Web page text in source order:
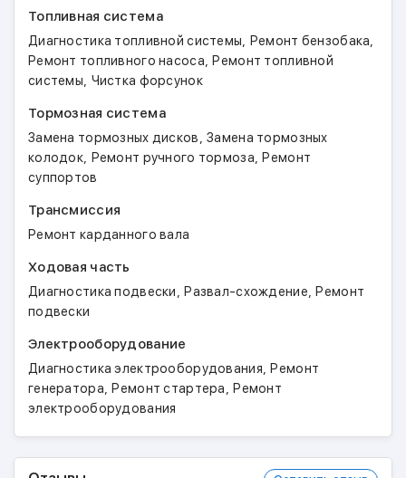
Топливная система
Диагностика топливной системы, Ремонт бензобака,
Ремонт топливного насоса,Ремонт топливной
системы, Чистка форсунок
Тормозная система
Замена тормозных дисков,Замена тормозных
колодок, Ремонт ручного тормоза,Ремонт
суппортов
Трансмиссия
Ремонт карданного вала
Ходовая часть
Диагностика подвески,Развал-схождение,Ремонт
подвески
Электрооборудование
Диагностика электрооборудования,Ремонт
генератора,Ремонт стартера,Ремонт
электрооборудования